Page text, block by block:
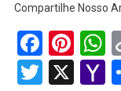
Compartilhe Nosso
Twitter
X